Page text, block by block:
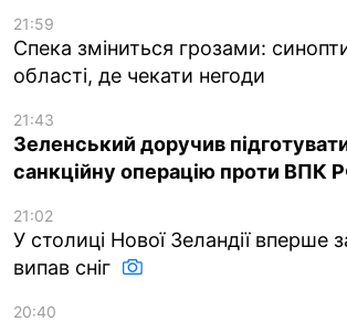
21:59
Спека зміниться грозами:
області, де чекати негоди
21:43
Зеленський доручив
санкційну операцію проти ВПК
21:02
У столиці Нової Зеландії вперше
випав сніг
20:40